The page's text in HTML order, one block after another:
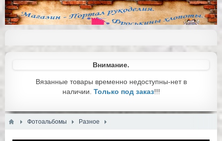
Внимание.
Вязанные товары временно недоступны-нет в
наличии. Только под заказ!!!
Фотоальбомы Разное